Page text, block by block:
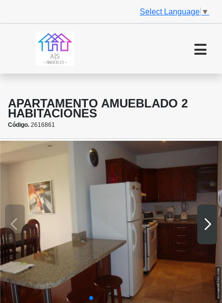
Select Language ▼
APARTAMENTO AMUEBLADO 2
HABITACIONES
Código. 2616861